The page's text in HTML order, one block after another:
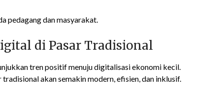
pedagang dan masyarakat.
di Pasar Tradisional
tren positif menuju digitalisasi ekonomi kecil.
akan semakin modern, efisien, dan inklusif.